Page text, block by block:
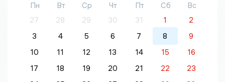
Пн Вт Ср Чт Пт Сб
Вс
27
28 29 30 31 1
2
3
4 5 6 7 8
9
10
11 12 13 14 15
16
17
18 19 20 21 22
23